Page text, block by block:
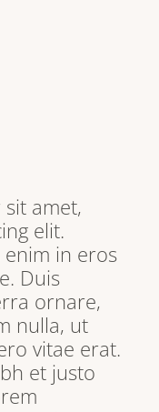
amet,
elit.
enim in eros
Duis
ornare,
nulla, ut
vitae erat.
et justo